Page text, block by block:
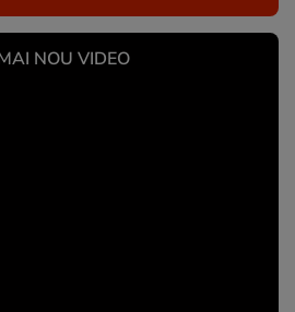
NOU VIDEO